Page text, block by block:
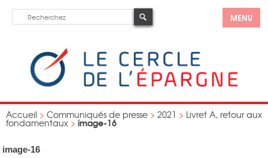
MENU
Accueil > Communiqués de presse > 2021 > Livret A, retour aux
fondamentaux > image-16
image-16